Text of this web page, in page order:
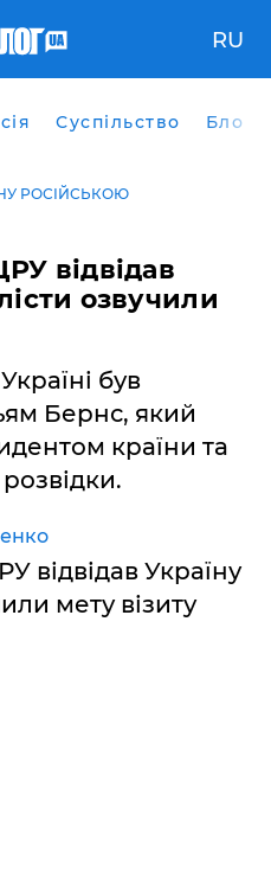
RU
Суспільство Блоги
РОСІЙСЬКОЮ
відвідав
озвучили
був
Бернс, який
країни та